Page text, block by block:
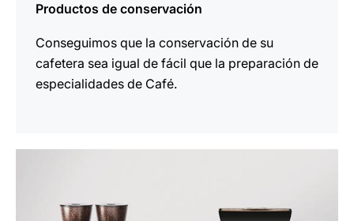
Productos de conservación
Conseguimos que la conservación de su
cafetera sea igual de fácil que la preparación de
especialidades de Café.